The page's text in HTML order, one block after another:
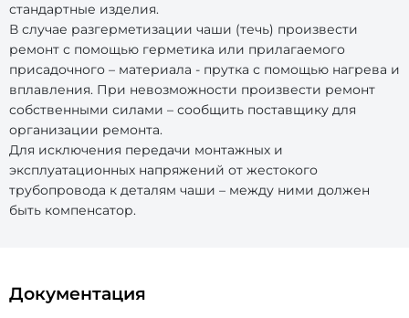
стандартные изделия.
В случае разгерметизации чаши (течь) произвести
ремонт с помощью герметика или прилагаемого
присадочного – материала - прутка с помощью нагрева и
вплавления. При невозможности произвести ремонт
собственными силами – сообщить поставщику для
организации ремонта.
Для исключения передачи монтажных и
эксплуатационных напряжений от жестокого
трубопровода к деталям чаши – между ними должен
быть компенсатор.
Документация